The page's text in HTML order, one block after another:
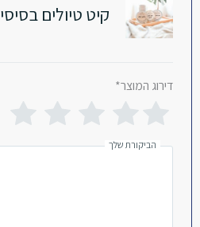
קיט טיולים בסיסי
דירוג המוצר*
הביקורת שלך